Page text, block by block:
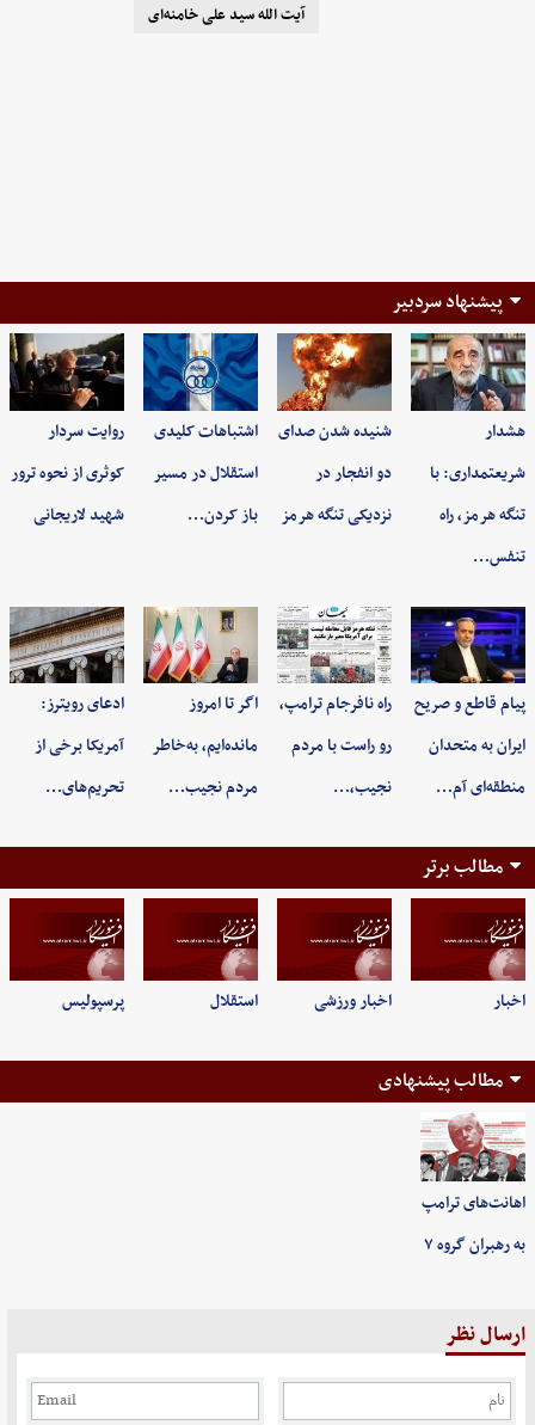
آیت الله سید علی خامنه‌ای
پیشنهاد سردبیر
هشدار
شریعتمداری: با
تنگه هرمز، راه
تنفس…
شنیده شدن صدای
دو انفجار در
نزدیکی تنگه هرمز
اشتباهات کلیدی
استقلال در مسیر
باز کردن…
روایت سردار
کوثری از نحوه ترور
شهید لاریجانی
پیام قاطع و صریح
ایران به متحدان
منطقه‌ای آم…
راه نافرجام ترامپ،
رو راست با مردم
نجیب،…
اگر تا امروز
مانده‌ایم، به‌خاطر
مردم نجیب…
ادعای رویترز:
آمریکا برخی از
تحریم‌های…
مطالب برتر
اخبار اخبار ورزشی استقلال پرسپولیس
مطالب پیشنهادی
اهانت‌های ترامپ
به رهبران گروه ۷
ارسال نظر